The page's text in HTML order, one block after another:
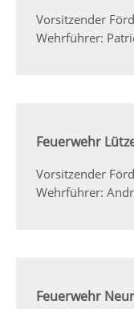
Vorsitzender
Wehrführer:
Feuerwehr
Vorsitzender
Wehrführer:
Feuerwehr